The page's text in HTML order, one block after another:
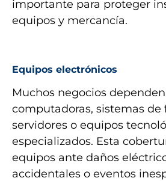
importante para proteger
equipos y mercancía.
Equipos electrónicos
Muchos negocios
computadoras, sistemas de
servidores o equipos
especializados. Esta
equipos ante daños
accidentales o eventos